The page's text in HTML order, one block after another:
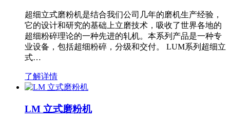
超细立式磨粉机是结合我们公司几年的磨机生产经验，
它的设计和研究的基础上立磨技术，吸收了世界各地的
超细粉碎理论的一种先进的轧机。本系列产品是一种专
业设备，包括超细粉碎，分级和交付。 LUM系列超细立
式…
了解详情
LM 立式磨粉机